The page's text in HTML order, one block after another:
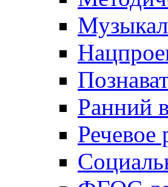
Ранний
Речевое